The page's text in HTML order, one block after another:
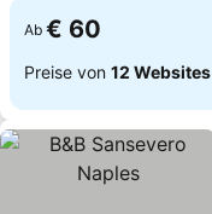
Ab € 60
Preise von 12 Websites